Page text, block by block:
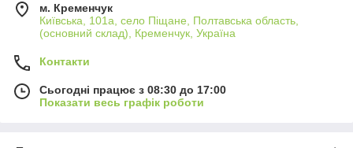
м. Кременчук
Київська, 101а, село Піщане, Полтавська область,
(основний склад), Кременчук, Україна
Контакти
Сьогодні працює з 08:30 до 17:00
Показати весь графік роботи